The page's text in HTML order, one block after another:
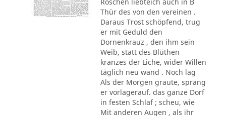
Thür des von den vereinen .
Daraus Trost schöpfend, trug
er mit Geduld den
Dornenkrauz , den ihm sein
Weib, statt des Blüthen
kranzes der Liche, wider Willen
täglich neu wand . Noch lag
Als der Morgen graute, sprang
er vorlagerauf. das ganze Dorf
in festen Schlaf ; scheu, wie
Mit anderen Augen , als ihr